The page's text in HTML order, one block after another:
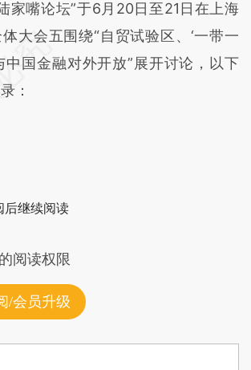
家嘴论坛”于6月20日至21日在上海
大会五围绕“自贸试验区、‘一带一
中国金融对外开放”展开讨论，以下
：
后继续阅读
阅读权限
/会员升级